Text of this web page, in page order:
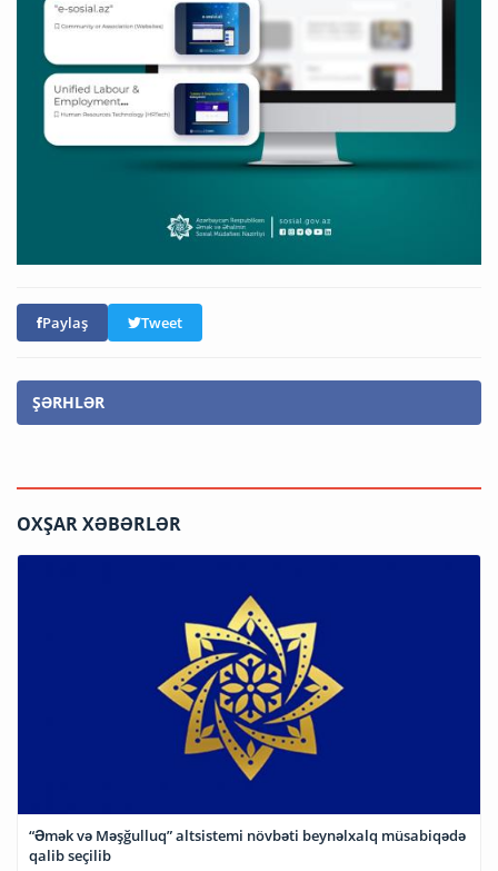
Paylaş Tweet
ŞƏRHLƏR
OXŞAR XƏBƏRLƏR
“Əmək və Məşğulluq” altsistemi növbəti beynəlxalq müsabiqədə
qalib seçilib